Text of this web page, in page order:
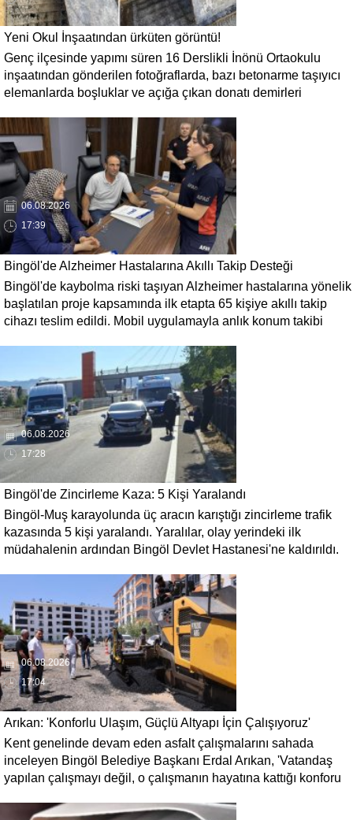
Yeni Okul İnşaatından ürküten görüntü!
Genç ilçesinde yapımı süren 16 Derslikli İnönü Ortaokulu
inşaatından gönderilen fotoğraflarda, bazı betonarme taşıyıcı
elemanlarda boşluklar ve açığa çıkan donatı demirleri
oluştururken, yetkili kurumların teknik inceleme yapması
çağrısı yapıldı.
06.08.2026
17:39
Bingöl'de Alzheimer Hastalarına Akıllı Takip Desteği
Bingöl'de kaybolma riski taşıyan Alzheimer hastalarına yönelik
başlatılan proje kapsamında ilk etapta 65 kişiye akıllı takip
cihazı teslim edildi. Mobil uygulamayla anlık konum takibi
daha kısa sürede ulaşılmasını sağlaması hedefleniyor.
06.08.2026
17:28
Bingöl'de Zincirleme Kaza: 5 Kişi Yaralandı
Bingöl-Muş karayolunda üç aracın karıştığı zincirleme trafik
kazasında 5 kişi yaralandı. Yaralılar, olay yerindeki ilk
müdahalenin ardından Bingöl Devlet Hastanesi'ne kaldırıldı.
06.08.2026
17:04
Arıkan: 'Konforlu Ulaşım, Güçlü Altyapı İçin Çalışıyoruz'
Kent genelinde devam eden asfalt çalışmalarını sahada
inceleyen Bingöl Belediye Başkanı Erdal Arıkan, 'Vatandaş
yapılan çalışmayı değil, o çalışmanın hayatına kattığı konforu
çözümleri öncelediklerini söyledi. Arıkan, bu sezon yaklaşık 40